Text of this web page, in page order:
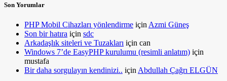
Son Yorumlar
PHP Mobil Cihazları yönlendirme için Azmi Güneş
Son bir hatıra için sdc
Arkadaşlık siteleri ve Tuzakları için can
Windows 7’de EasyPHP kurulumu (resimli anlatım) için
mustafa
Bir daha sorgulayın kendinizi.. için Abdullah Çağrı ELGÜN